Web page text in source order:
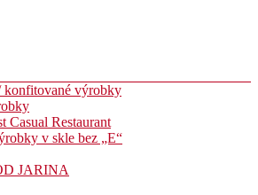
konfitované výrobky
Casual Restaurant
v skle bez „E“
JARINA